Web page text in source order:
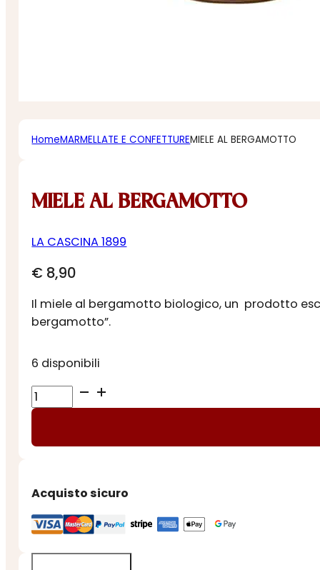
HomeMARMELLATE E CONFETTUREMIELE AL BERGAMOTTO
MIELE AL BERGAMOTTO
LA CASCINA 1899
€ 8,90
Il miele al bergamotto biologico, un prodotto
bergamotto”.
6 disponibili
MIELE
AL
quantità
Acquisto sicuro